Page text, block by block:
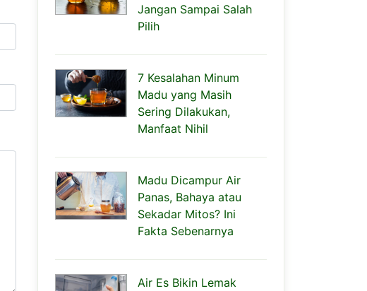
Jangan Sampai Salah
Pilih
7 Kesalahan Minum
Madu yang Masih
Sering Dilakukan,
Manfaat Nihil
Madu Dicampur Air
Panas, Bahaya atau
Sekadar Mitos? Ini
Fakta Sebenarnya
Air Es Bikin Lemak